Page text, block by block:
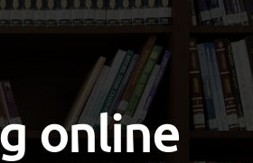
online